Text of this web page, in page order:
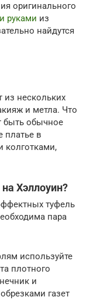
оригинального
руками из
найдутся
нескольких
и метла. Что
быть обычное
платье в
колготками,
Хэллоуин?
туфель
пара
используйте
плотного
и
газет